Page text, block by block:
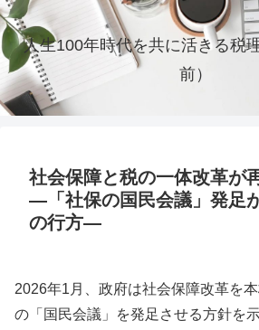
人生100年時代を共に活きる税
前）
社会保障と税の一体改革が
―「社保の国民会議」発足
の行方―
2026年1月、政府は社会保障改革を
の「国民会議」を発足させる方針を